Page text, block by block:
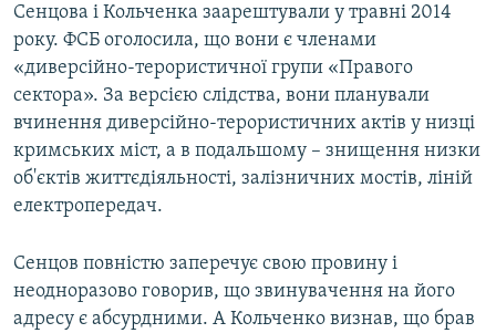
Сенцова і Кольченка заарештували у травні 2014
року. ФСБ оголосила, що вони є членами
«диверсійно-терористичної групи «Правого
сектора». За версією слідства, вони планували
вчинення диверсійно-терористичних актів у низці
кримських міст, а в подальшому – знищення низки
об'єктів життєдіяльності, залізничних мостів, ліній
електропередач.
Сенцов повністю заперечує свою провину і
неодноразово говорив, що звинувачення на його
адресу є абсурдними. А Кольченко визнав, що брав